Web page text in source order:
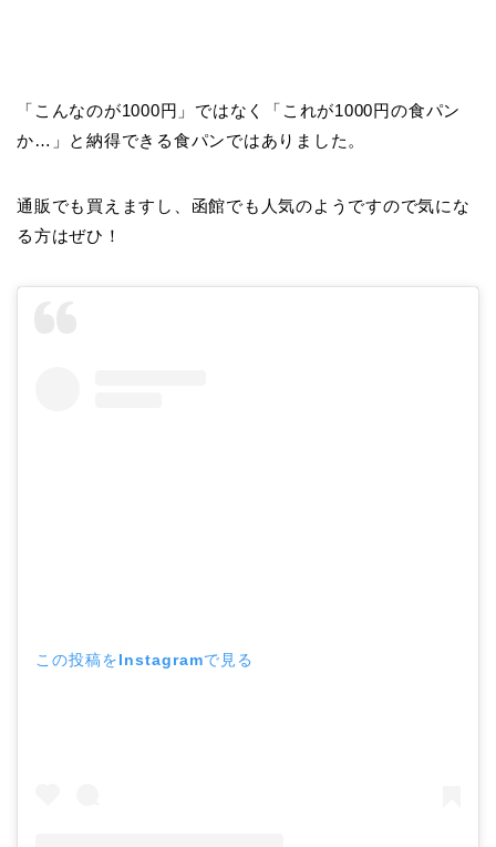
「こんなのが1000円」ではなく「これが1000円の食パン
か…」と納得できる食パンではありました。
通販でも買えますし、函館でも人気のようですので気にな
る方はぜひ！
この投稿をInstagramで見る